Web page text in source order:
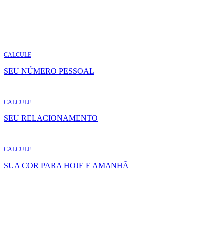
CALCULE
SEU NÚMERO PESSOAL
CALCULE
SEU RELACIONAMENTO
CALCULE
SUA COR PARA HOJE E AMANHÃ